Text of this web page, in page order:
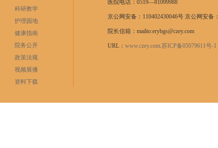
科研教学
护理园地
健康指南
院务公开
政策法规
视频展播
资料下载
医院电话：0519—81099988
京公网安备：110402430046号 京公网安备
院长信箱：mailto:erybgs@czey.com
URL： www.czey.com.苏ICP备05079611号-